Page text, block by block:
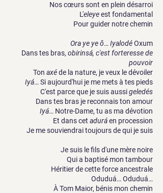
Nos cœurs sont en plein désarroi
L'eleyeest fondamental
Pour guider notre chemin
Ora ye ye ô… IyalodéOxum
Dans tes bras, obirinsá, c'est forteresse de
pouvoir
Ton axéde la nature, je veux le dévoiler
Iyá… Si aujourd'hui je me mets à tes pieds
C'est parce que je suis aussigeledés
Dans tes bras je reconnais ton amour
Iyá… Notre-Dame, tu as ma dévotion
Et dans cet aduráen procession
Je me souviendrai toujours de qui je suis
Je suis le fils d'une mère noire
Qui a baptisé mon tambour
Héritier de cette force ancestrale
Oduduá… Oduduá…
À Tom Maior, bénis mon chemin